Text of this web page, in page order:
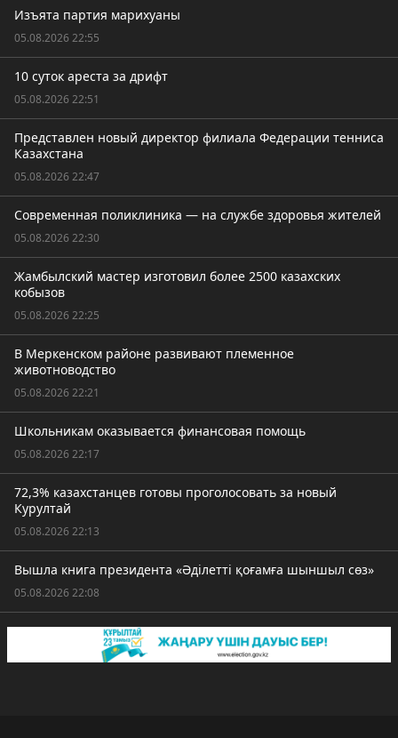
Изъята партия марихуаны
05.08.2026 22:55
10 суток ареста за дрифт
05.08.2026 22:51
Представлен новый директор филиала Федерации тенниса
Казахстана
05.08.2026 22:47
Современная поликлиника — на службе здоровья жителей
05.08.2026 22:30
Жамбылский мастер изготовил более 2500 казахских
кобызов
05.08.2026 22:25
В Меркенском районе развивают племенное
животноводство
05.08.2026 22:21
Школьникам оказывается финансовая помощь
05.08.2026 22:17
72,3% казахстанцев готовы проголосовать за новый
Курултай
05.08.2026 22:13
Вышла книга президента «Әділетті қоғамға шыншыл сөз»
05.08.2026 22:08